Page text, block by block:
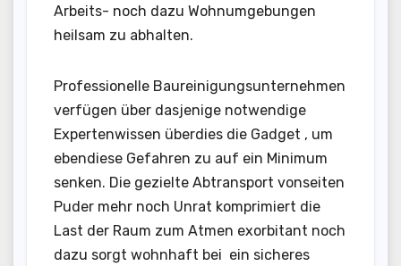
Arbeits- noch dazu Wohnumgebungen
heilsam zu abhalten.
Professionelle Baureinigungsunternehmen
verfügen über dasjenige notwendige
Expertenwissen überdies die Gadget , um
ebendiese Gefahren zu auf ein Minimum
senken. Die gezielte Abtransport vonseiten
Puder mehr noch Unrat komprimiert die
Last der Raum zum Atmen exorbitant noch
dazu sorgt wohnhaft bei ein sicheres